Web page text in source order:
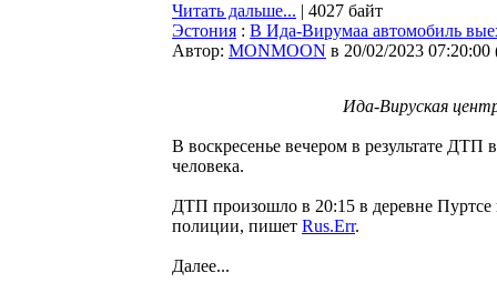
Читать дальше... | 4027 байт
Эстония : В Ида-Вирумаа автомобиль
Автор: MONMOON в 20/02/2023 07:20:00
Ида-Вируская
В воскресенье вечером в результате ДТП
человека.
ДТП произошло в 20:15 в деревне
полиции, пишет Rus.Err.
Далее...